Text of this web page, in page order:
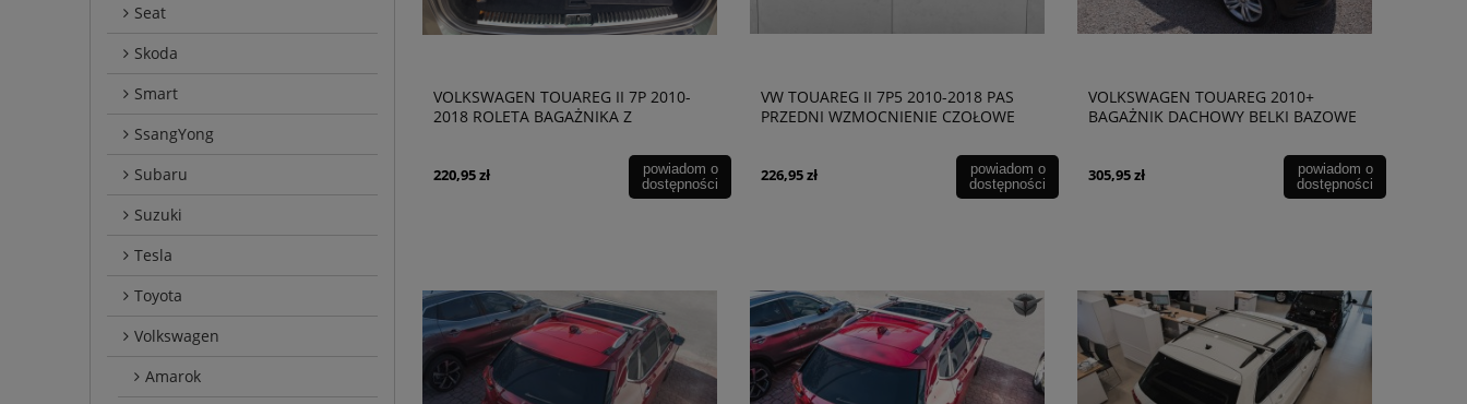
Seat
Skoda
Smart
SsangYong
Subaru
Suzuki
Tesla
Toyota
Volkswagen
Amarok
VOLKSWAGEN TOUAREG II 7P 2010-
2018 ROLETA BAGAŻNIKA Z
220,95 zł
powiadom o
dostępności
VW TOUAREG II 7P5 2010-2018 PAS
PRZEDNI WZMOCNIENIE CZOŁOWE
226,95 zł
powiadom o
dostępności
VOLKSWAGEN TOUAREG 2010+
BAGAŻNIK DACHOWY BELKI BAZOWE
305,95 zł
powiadom o
dostępności